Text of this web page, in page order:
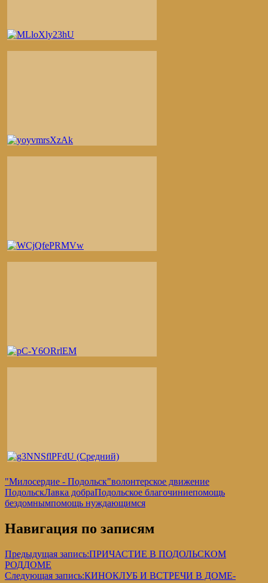
"Милосердие - Подольск"волонтерское движение
ПодольскЛавка добраПодольское благочиниепомощь
бездомнымпомощь нуждающимся
Навигация по записям
Предыдущая запись:ПРИЧАСТИЕ В ПОДОЛЬСКОМ
РОДДОМЕ
Следующая запись:КИНОКЛУБ И ВСТРЕЧИ В ДОМЕ-